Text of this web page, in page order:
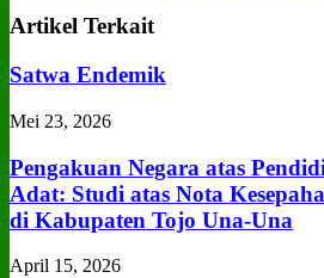
Artikel Terkait
Satwa Endemik
Mei 23, 2026
Pengakuan Negara atas
Adat: Studi atas Nota
di Kabupaten Tojo Una‑Una
April 15, 2026